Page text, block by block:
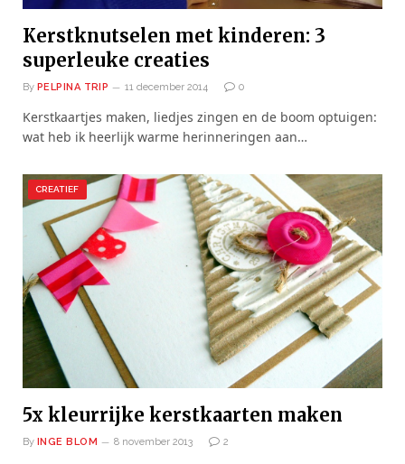
Kerstknutselen met kinderen: 3
superleuke creaties
By PELPINA TRIP 11 december 2014 0
Kerstkaartjes maken, liedjes zingen en de boom optuigen:
wat heb ik heerlijk warme herinneringen aan…
CREATIEF
5x kleurrijke kerstkaarten maken
By INGE BLOM 8 november 2013 2